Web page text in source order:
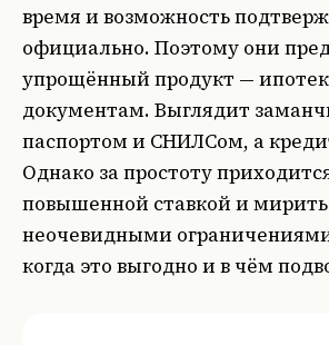
время и возможность
официально. Поэтому они
упрощённый продукт —
документам. Выглядит
паспортом и СНИЛСом, а
Однако за простоту
повышенной ставкой и
неочевидными
когда это выгодно и в чём